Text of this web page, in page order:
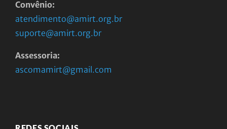
Convênio:
atendimento@amirt.org.br
suporte@amirt.org.br
Assessoria:
ascomamirt@gmail.com